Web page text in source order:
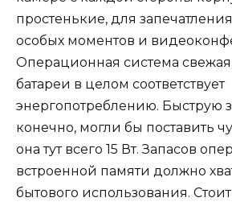
простенькие, для
особых моментов и
Операционная система
батареи в целом соответствует
энергопотреблению. Быструю
конечно, могли бы поставить
она тут всего 15 Вт. Запасов
встроенной памяти должно
бытового использования.